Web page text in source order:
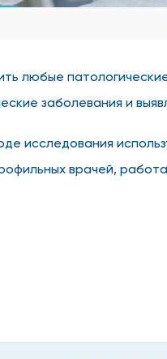
любые
заболевания и
исследования
врачей,
если: